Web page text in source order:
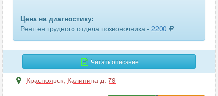
Цена на диагностику:
Рентген грудного отдела позвоночника - 2200
Читать описание
Красноярск, Калинина д. 79